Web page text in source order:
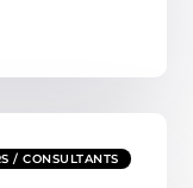
/ CONSULTANTS